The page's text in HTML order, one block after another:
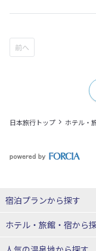
日本旅行トップ ホテル・
宿泊プランから探す
北海道
東北
ホテル・旅館・宿から